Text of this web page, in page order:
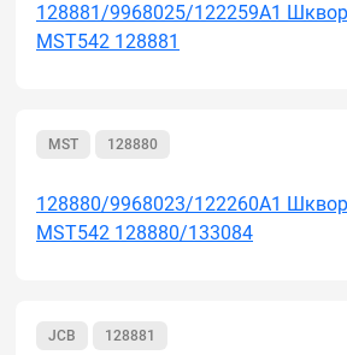
128881/9968025/122259A1
MST542 128881
MST 128880
128880/9968023/122260A1
MST542 128880/133084
JCB 128881